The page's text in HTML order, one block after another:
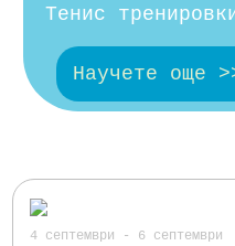
Тенис
Научете още
4 септември - 6 септември